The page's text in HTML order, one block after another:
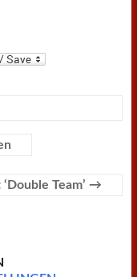
Team’ →